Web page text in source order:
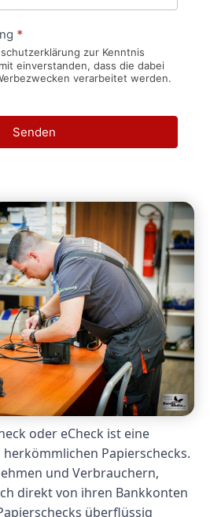
*
zur Kenntnis
einverstanden, dass die dabei
verarbeitet werden.
Senden
oder eCheck ist eine
Papierschecks.
und Verbrauchern,
direkt von ihren Bankkonten
überflüssig